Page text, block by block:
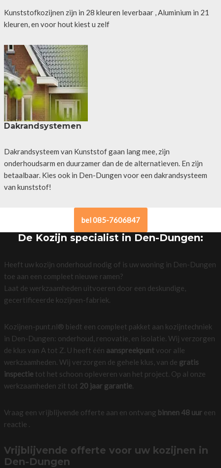
Kunststofkozijnen zijn in 28 kleuren leverbaar , Aluminium in 21
kleuren, en voor hout kiest u zelf
Dakrandsystemen
Dakrandsysteem van Kunststof gaan lang mee, zijn
onderhoudsarm en duurzamer dan de de alternatieven. En zijn
betaalbaar. Kies ook in Den-Dungen voor een dakrandsysteem
van kunststof!
bel 085-7606847
De Kozijn specialist in Den-Dungen:
Heeft uw kozijn onderhoud nodig of is uw woning in Den-Dungen
toe aan een compleet nieuwe ramen?
Laat de werkzaamheden uitvoeren door een deskundige,
gecertificeerde kozijnen-fabriek.
Kozijnen-punt.nl® biedt een compleet pakket aan kozijntechniek
in Den-Dungen: onderhoud, renovatie, en isolatie. Wij verzorgen
de klus van A tot Z. U heeft één aanspreekpuntvoor alle
werkzaamheden. Wij verzorgen de gehele klus, van de gratis
inspectietot het schoon opleveren van het project. Op al onze
werkzaamheden zit tot 20 jaar garantie.
Vraag een vrijblijvende offerte aan en ontvang binnen 48 uureen
reactie .
Vrijblijvende offerte voor uw kozijnen in
Den-Dungen